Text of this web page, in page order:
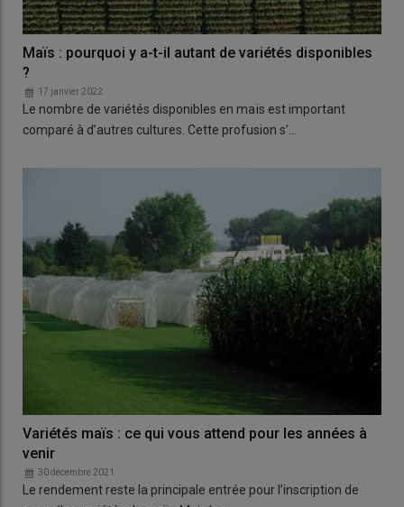
Maïs : pourquoi y a-t-il autant de variétés disponibles
?
17 janvier 2022
Le nombre de variétés disponibles en maïs est important
comparé à d’autres cultures. Cette profusion s’…
Variétés maïs : ce qui vous attend pour les années à
venir
30 décembre 2021
Le rendement reste la principale entrée pour l’inscription de